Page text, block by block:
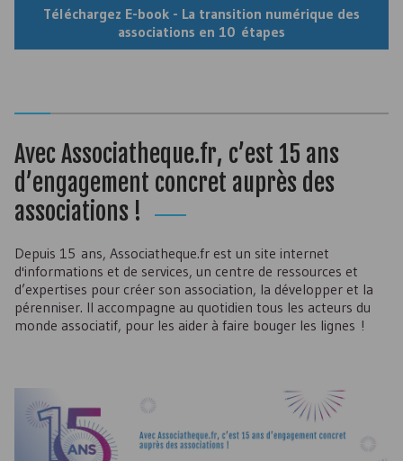
Téléchargez E-book - La transition numérique des
associations en 10 étapes
Avec Associatheque.fr, c’est 15 ans
d’engagement concret auprès des
associations !
Depuis 15 ans, Associatheque.fr est un site internet
d'informations et de services, un centre de ressources et
d’expertises pour créer son association, la développer et la
pérenniser. Il accompagne au quotidien tous les acteurs du
monde associatif, pour les aider à faire bouger les lignes !